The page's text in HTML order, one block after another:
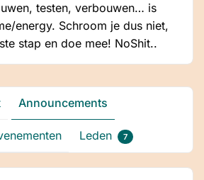
testen, verbouwen… is
energy. Schroom je dus niet,
stap en doe mee! NoShit..
Announcements
Leden 7